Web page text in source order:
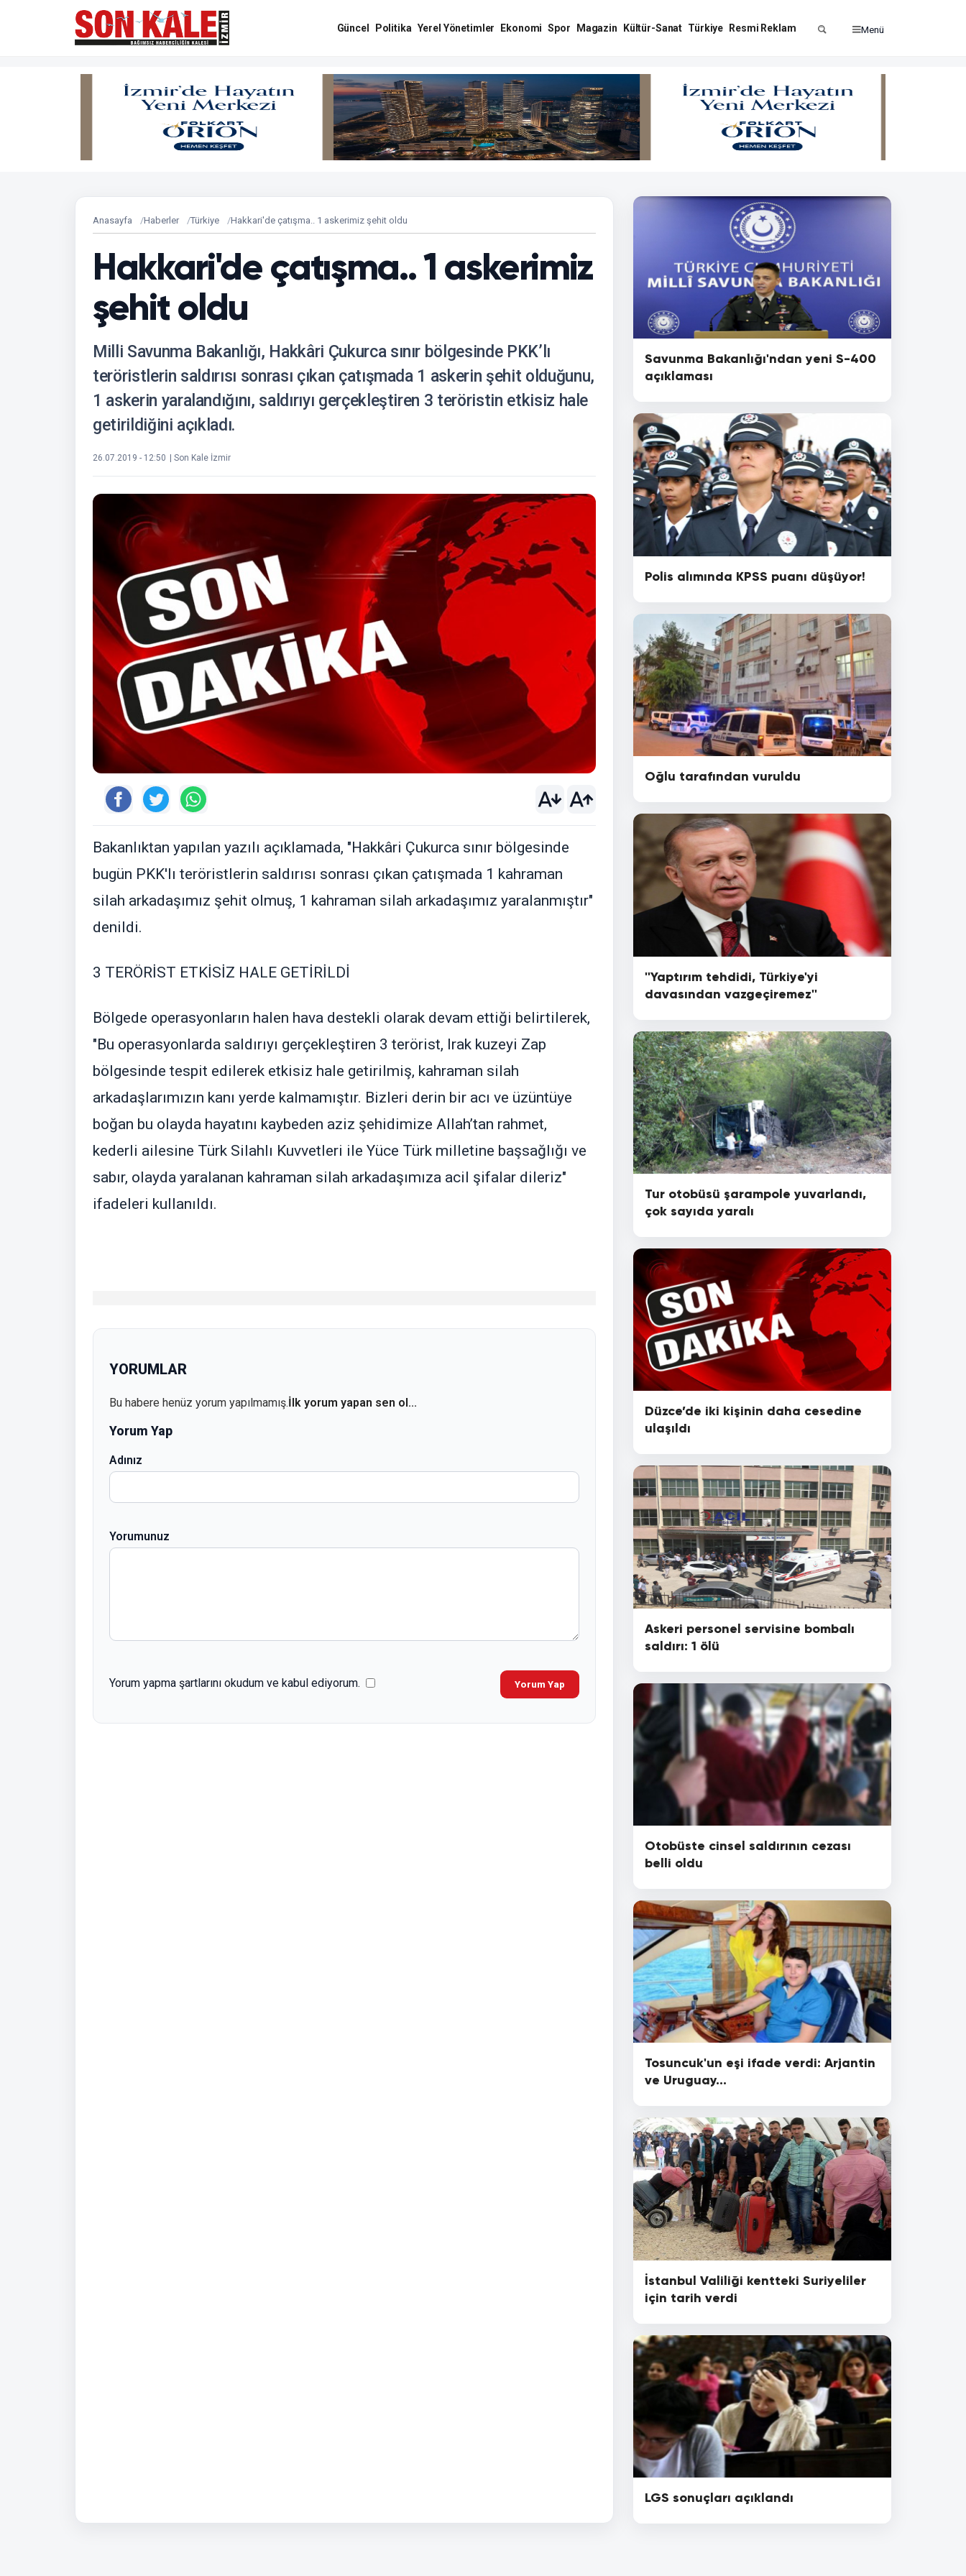
Güncel Politika Yerel Yönetimler Ekonomi Spor Magazin Kültür-Sanat Türkiye Resmi Reklam Menü
Anasayfa Haberler Türkiye Hakkari'de çatışma.. 1 askerimiz şehit oldu
Hakkari'de çatışma.. 1 askerimiz
şehit oldu
Milli Savunma Bakanlığı, Hakkâri Çukurca sınır bölgesinde PKK’lı
teröristlerin saldırısı sonrası çıkan çatışmada 1 askerin şehit olduğunu,
1 askerin yaralandığını, saldırıyı gerçekleştiren 3 teröristin etkisiz hale
getirildiğini açıkladı.
26.07.2019 - 12:50 | Son Kale İzmir
Bakanlıktan yapılan yazılı açıklamada, "Hakkâri Çukurca sınır bölgesinde
bugün PKK'lı teröristlerin saldırısı sonrası çıkan çatışmada 1 kahraman
silah arkadaşımız şehit olmuş, 1 kahraman silah arkadaşımız yaralanmıştır"
denildi.
3 TERÖRİST ETKİSİZ HALE GETİRİLDİ
Bölgede operasyonların halen hava destekli olarak devam ettiği belirtilerek,
"Bu operasyonlarda saldırıyı gerçekleştiren 3 terörist, Irak kuzeyi Zap
bölgesinde tespit edilerek etkisiz hale getirilmiş, kahraman silah
arkadaşlarımızın kanı yerde kalmamıştır. Bizleri derin bir acı ve üzüntüye
boğan bu olayda hayatını kaybeden aziz şehidimize Allah’tan rahmet,
kederli ailesine Türk Silahlı Kuvvetleri ile Yüce Türk milletine başsağlığı ve
sabır, olayda yaralanan kahraman silah arkadaşımıza acil şifalar dileriz"
ifadeleri kullanıldı.
YORUMLAR
Bu habere henüz yorum yapılmamış.İlk yorum yapan sen ol...
Yorum Yap
Adınız
Yorumunuz
Yorum yapma şartlarını okudum ve kabul ediyorum. Yorum Yap
Savunma Bakanlığı'ndan yeni S-400
açıklaması
Polis alımında KPSS puanı düşüyor!
Oğlu tarafından vuruldu
''Yaptırım tehdidi, Türkiye'yi
davasından vazgeçiremez''
Tur otobüsü şarampole yuvarlandı,
çok sayıda yaralı
Düzce’de iki kişinin daha cesedine
ulaşıldı
Askeri personel servisine bombalı
saldırı: 1 ölü
Otobüste cinsel saldırının cezası
belli oldu
Tosuncuk'un eşi ifade verdi: Arjantin
ve Uruguay...
İstanbul Valiliği kentteki Suriyeliler
için tarih verdi
LGS sonuçları açıklandı